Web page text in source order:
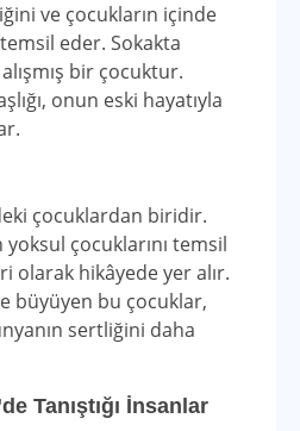
ve çocukların içinde
eder. Sokakta
bir çocuktur.
onun eski hayatıyla
çocuklardan biridir.
çocuklarını temsil
olarak hikâyede yer alır.
büyüyen bu çocuklar,
sertliğini daha
Tanıştığı İnsanlar